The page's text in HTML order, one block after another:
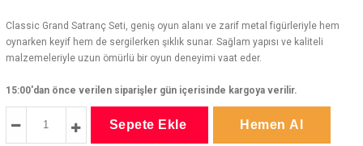
Classic Grand Satranç Seti, geniş oyun alanı ve zarif metal figürleriyle hem
oynarken keyif hem de sergilerken şıklık sunar. Sağlam yapısı ve kaliteli
malzemeleriyle uzun ömürlü bir oyun deneyimi vaat eder.
15:00'dan önce verilen siparişler gün içerisinde kargoya verilir.